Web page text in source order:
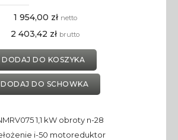
1 954,00 zł netto
2 403,42 zł brutto
DODAJ DO KOSZYKA
DODAJ DO SCHOWKA